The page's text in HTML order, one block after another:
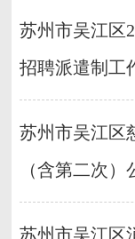
苏州市吴江区
招聘派遣制工
苏州市吴江区
（含第二次）
苏州市吴江区